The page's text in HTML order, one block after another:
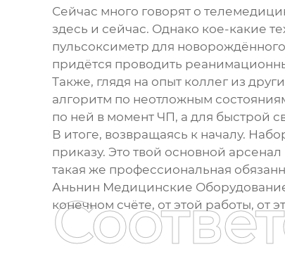
Сейчас много говорят о
здесь и сейчас. Однако кое-какие
пульсоксиметр для
придётся проводить
Также, глядя на опыт коллег из
алгоритм по неотложным
по ней в момент ЧП, а для быстрой
В итоге, возвращаясь к началу.
приказу. Это твой основной
такая же профессиональная
Аньнин Медицинские
конечном счёте, от этой работы, от